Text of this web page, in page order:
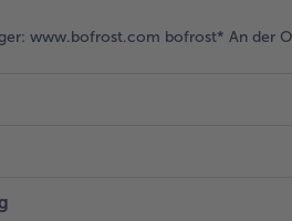
www.bofrost.com bofrost* An der